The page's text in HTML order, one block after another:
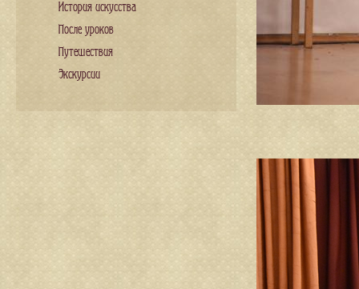
История искусства
После уроков
Путешествия
Экскурсии